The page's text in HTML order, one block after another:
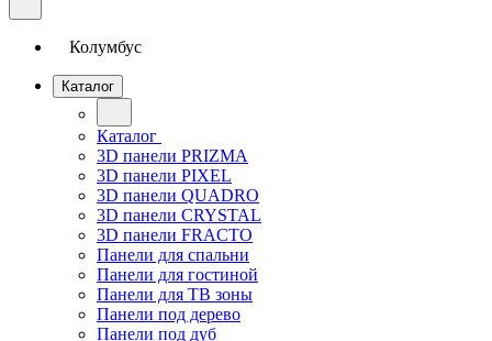
Колумбус
Каталог
Каталог
3D панели PRIZMA
3D панели PIXEL
3D панели QUADRO
3D панели CRYSTAL
3D панели FRACTO
Панели для спальни
Панели для гостиной
Панели для ТВ зоны
Панели под дерево
Панели под дуб